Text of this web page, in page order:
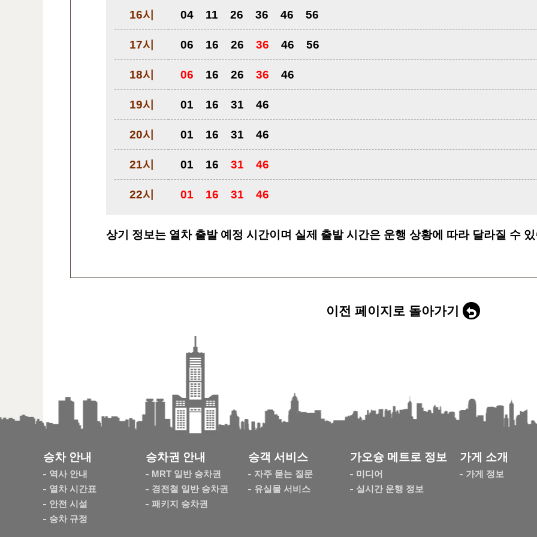
16시 04 11 26 36 46 56
17시 06 16 26 36 46 56
18시 06 16 26 36 46
19시 01 16 31 46
20시 01 16 31 46
21시 01 16 31 46
22시 01 16 31 46
상기 정보는 열차 출발 예정 시간이며 실제 출발 시간은 운행 상황에 따라 달라질 수
이전 페이지로 돌아가기
승차 안내
역사 안내
열차 시간표
안전 시설
승차 규정
승차권 안내
MRT 일반 승차권
경전철 일반 승차권
패키지 승차권
승객 서비스
자주 묻는 질문
유실물 서비스
가오슝 메트로 정보
미디어
실시간 운행 정보
가게 소개
가게 정보